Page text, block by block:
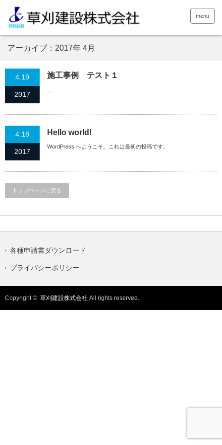
menu
アーカイブ：2017年 4月
4.19
2017
施工事例 テスト１
4.18
2017
Hello world!
WordPress へようこそ。これは最初の投稿です。
トップページに戻る
各種申請書ダウンロード
プライバシーポリシー
Copyright © 草刈建設株式会社 All rights reserved.